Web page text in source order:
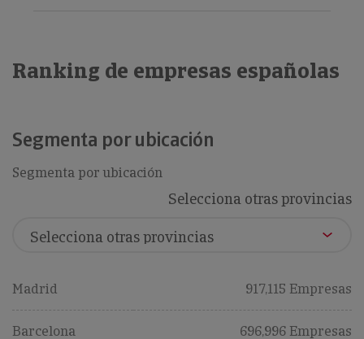
Ranking de empresas españolas
Segmenta por ubicación
Segmenta por ubicación
Selecciona otras provincias
Madrid 917,115 Empresas
Barcelona 696,996 Empresas